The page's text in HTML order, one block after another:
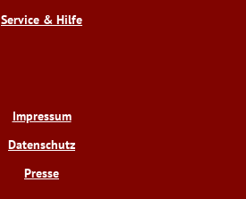
Service & Hilfe
Impressum
Datenschutz
Presse